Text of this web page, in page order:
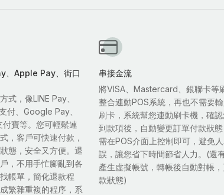
、Apple Pay、街口
式，像LINE Pay、
付、Google Pay、
寶等。您可輕鬆連
，客戶可快速付款，
態，安全又方便。退
，不用手忙腳亂到各
帳單，簡化退款程
繁雜重複的程序，系
串接金流
將VISA、Mastercard、銀聯卡等
整合連動POS系統，再也不需要
刷卡，系統幫您連動刷卡機，確
到款項後，自動變更訂單付款狀
需在POS介面上控制即可，避免
誤，讓您省下時間節省人力。(還
產生虛擬帳號，轉帳後自動對帳
款狀態)